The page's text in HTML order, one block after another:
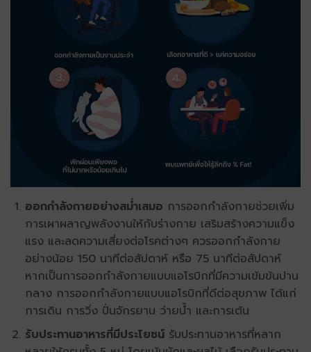
ออกกำลังกายอย่างสม่ำเสมอ การออกกำลังกายช่วยเพิ่ม
การเผาผลาญพลังงานให้กับร่างกาย เสริมสร้างความแข็ง
แรง และลดความเสี่ยงต่อโรคต่างๆ ควรออกกำลังกาย
อย่างน้อย 150 นาทีต่อสัปดาห์ หรือ 75 นาทีต่อสัปดาห์
หากเป็นการออกกำลังกายแบบแอโรบิกที่มีความเข้มข้นปาน
กลาง การออกกำลังกายแบบแอโรบิกที่ดีต่อสุขภาพ ได้แก่
การเดิน การวิ่ง ปั่นจักรยาน ว่ายน้ำ และการเต้น
รับประทานอาหารที่มีประโยชน์รับประทานอาหารที่หลาก